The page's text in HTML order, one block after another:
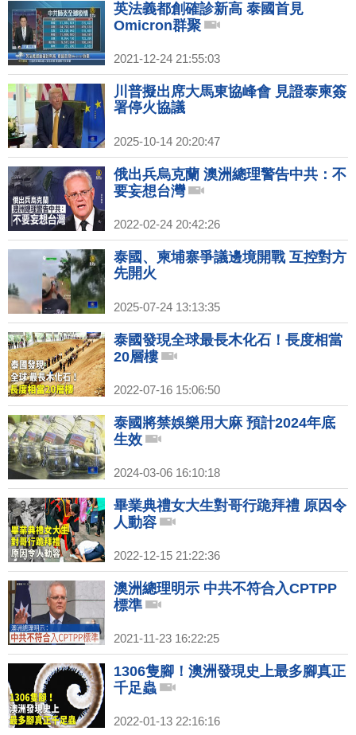
英法義都創確診新高 泰國首見
Omicron群聚
2021-12-24 21:55:03
川普擬出席大馬東協峰會 見證泰柬簽
署停火協議
2025-10-14 20:20:47
俄出兵烏克蘭 澳洲總理警告中共：不
要妄想台灣
2022-02-24 20:42:26
泰國、柬埔寨爭議邊境開戰 互控對方
先開火
2025-07-24 13:13:35
泰國發現全球最長木化石！長度相當
20層樓
2022-07-16 15:06:50
泰國將禁娛樂用大麻 預計2024年底
生效
2024-03-06 16:10:18
畢業典禮女大生對哥行跪拜禮 原因令
人動容
2022-12-15 21:22:36
澳洲總理明示 中共不符合入CPTPP
標準
2021-11-23 16:22:25
1306隻腳！澳洲發現史上最多腳真正
千足蟲
2022-01-13 22:16:16